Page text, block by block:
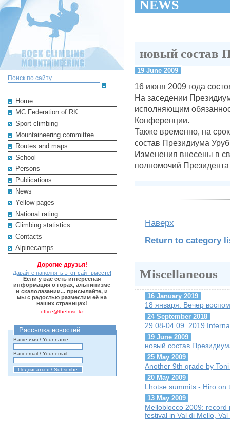
Поиск по сайту
Home
MC Federation of RK
Sport climbing
Mountaineering committee
Routes and maps
School
Persons
Publications
News
Yellow pages
National rating
Climbing statistics
Contacts
Alpinecamps
Дорогие друзья!
Давайте наполнять этот сайт вместе!
Если у вас есть интересная
информация о горах, альпинизме
и скалолазании... присылайте, и
мы с радостью разместим её на
наших страницах!
office@thefmsc.kz
Рассылка новостей
Ваше имя / Your name
Ваш email / Your email
NEWS
новый состав
19 June 2009
16 июня 2009 года
На заседении
исполняющим
Конференции.
Также временно, на
состав Президиума
Изменения внесены в
полномочий
Наверх
Return to category
Miscellaneous
16 January 2019
18 января. Вечер
24 September 2018
29.08-04.09. 2019
19 June 2009
новый состав
25 May 2009
Another 9th grade by
20 May 2009
Lhotse summits - Hiro on
13 May 2009
Melloblocco 2009:
festival in Val di Mello,